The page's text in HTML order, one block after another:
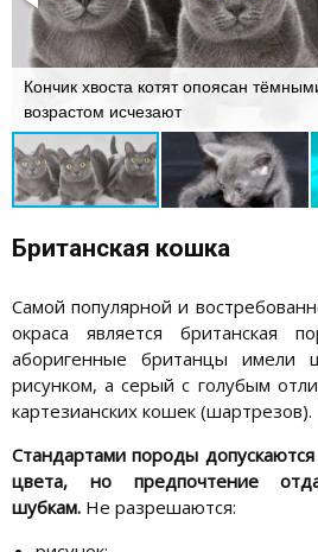
Кончик хвоста котят опоясан
возрастом исчезают
Британская кошка
Самой популярной и
окраса является британская
аборигенные британцы имели
рисунком, а серый с голубым
картезианских кошек (шартрезов).
Стандартами породы
цвета, но предпочтение
шубкам. Не разрешаются: